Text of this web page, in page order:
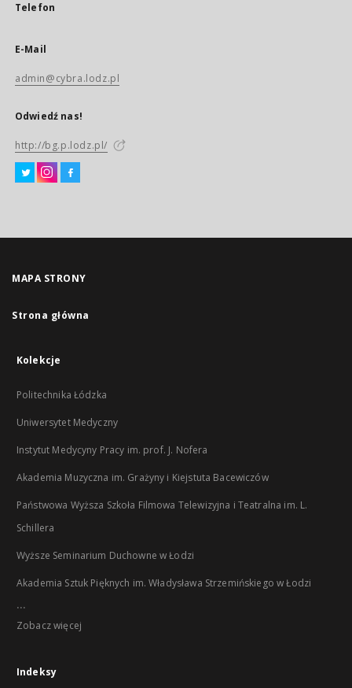
Telefon
E-Mail
admin@cybra.lodz.pl
Odwiedź nas!
http://bg.p.lodz.pl/
MAPA STRONY
Strona główna
Kolekcje
Politechnika Łódzka
Uniwersytet Medyczny
Instytut Medycyny Pracy im. prof. J. Nofera
Akademia Muzyczna im. Grażyny i Kiejstuta Bacewiczów
Państwowa Wyższa Szkoła Filmowa Telewizyjna i Teatralna im. L.
Schillera
Wyższe Seminarium Duchowne w Łodzi
Akademia Sztuk Pięknych im. Władysława Strzemińskiego w Łodzi
...
Zobacz więcej
Indeksy